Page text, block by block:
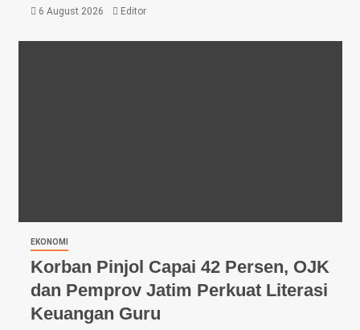
6 August 2026 Editor
EKONOMI
Korban Pinjol Capai 42 Persen, OJK
dan Pemprov Jatim Perkuat Literasi
Keuangan Guru